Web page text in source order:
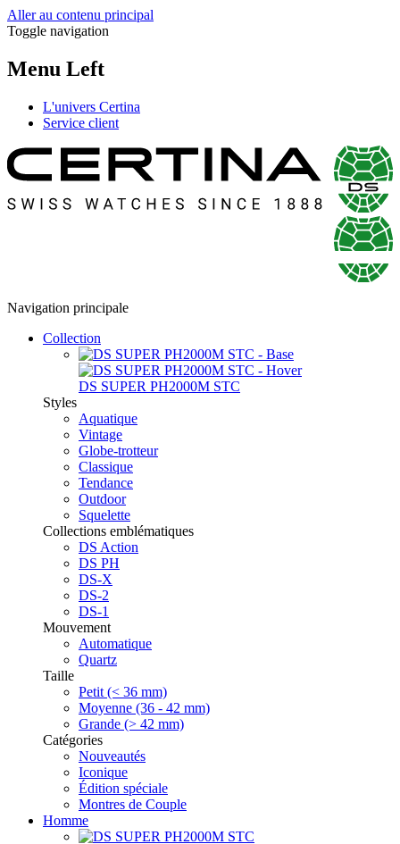
Aller au contenu principal
Toggle navigation
Menu Left
L'univers Certina
Service client
Navigation principale
Collection
DS SUPER PH2000M STC
Styles
Aquatique
Vintage
Globe-trotteur
Classique
Tendance
Outdoor
Squelette
Collections emblématiques
DS Action
DS PH
DS-X
DS-2
DS-1
Mouvement
Automatique
Quartz
Taille
Petit (< 36 mm)
Moyenne (36 - 42 mm)
Grande (> 42 mm)
Catégories
Nouveautés
Iconique
Édition spéciale
Montres de Couple
Homme